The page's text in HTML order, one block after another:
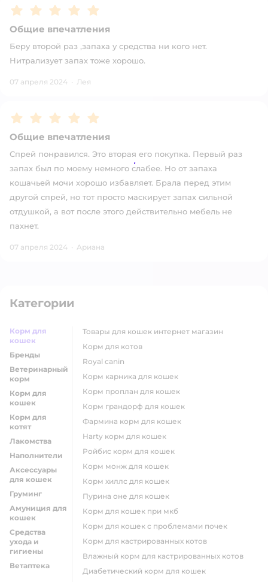
Рейтинг:5
Общие впечатления
Беру второй раз ,запаха у средства ни кого нет.
Нитрализует запах тоже хорошо.
07 апреля 2024 · Лея
Рейтинг:5
Общие впечатления
Спрей понравился. Это вторая его покупка. Первый раз
запах был по моему немного слабее. Но от запаха
кошачьей мочи хорошо избавляет. Брала перед этим
другой спрей, но тот просто маскирует запах сильной
отдушкой, а вот после этого действительно мебель не
пахнет.
07 апреля 2024 · Ариана
Категории
Корм для
кошек
Бренды
Ветеринарный
корм
Корм для
кошек
Корм для
котят
Лакомства
Наполнители
Аксессуары
для кошек
Груминг
Амуниция для
кошек
Средства
ухода и
гигиены
Ветаптека
товары для кошек интернет магазин
корм для котов
royal canin
корм карника для кошек
корм проплан для кошек
корм грандорф для кошек
фармина корм для кошек
harty корм для кошек
ройбис корм для кошек
корм монж для кошек
корм хиллс для кошек
пурина оне для кошек
корм для кошек при мкб
корм для кошек с проблемами почек
Корм для кастрированных котов
влажный корм для кастрированных котов
диабетический корм для кошек